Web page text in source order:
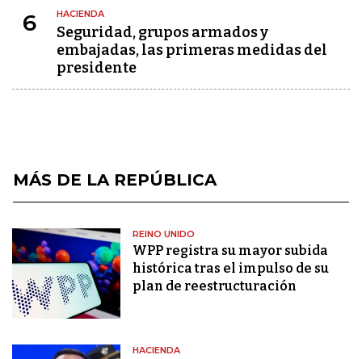
6 HACIENDA
Seguridad, grupos armados y
embajadas, las primeras medidas del
presidente
MÁS DE LA REPÚBLICA
REINO UNIDO
WPP registra su mayor subida
histórica tras el impulso de su
plan de reestructuración
HACIENDA